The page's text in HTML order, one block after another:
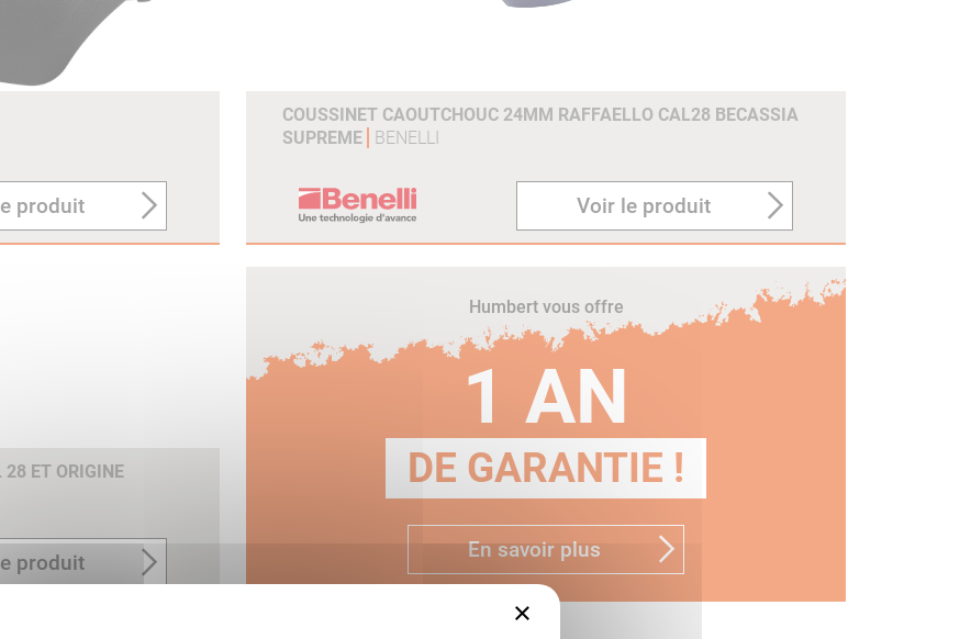
produit
COUSSINET CAOUTCHOUC 24MM RAFFAELLO CAL28 BECASSIA
SUPREME
BENELLI
Voir le produit
ET ORIGINE
produit
Humbert vous offre
1 AN
DE GARANTIE !
En savoir plus
×